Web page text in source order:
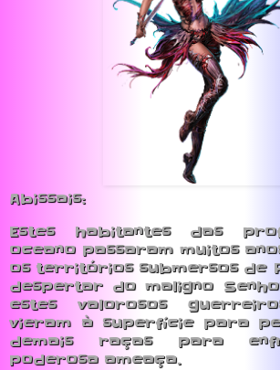
Abissais:
Estes habitantes das
oceano passaram muitos
os territórios submersos de
despertar do maligno
estes valorosos
vieram à superfície para
demais raças para
poderosa ameaça.